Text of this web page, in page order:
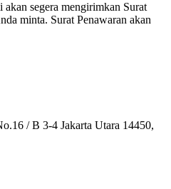
akan segera mengirimkan Surat
minta. Surat Penawaran akan
/ B 3-4 Jakarta Utara 14450,